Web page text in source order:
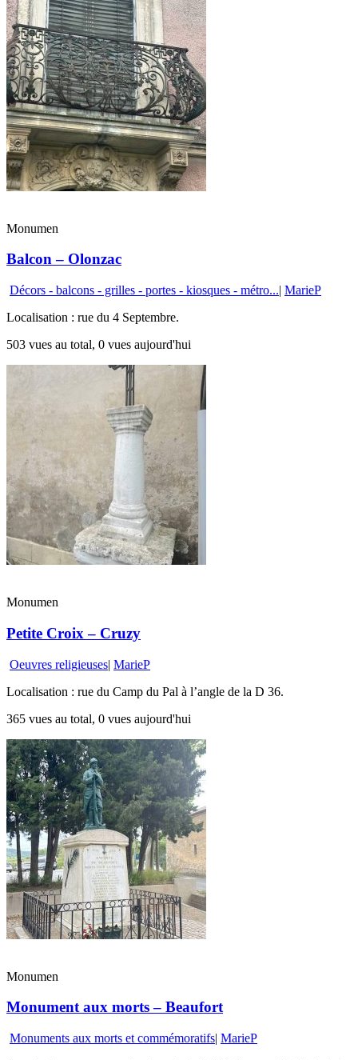
Monumen
Balcon – Olonzac
Décors - balcons - grilles - portes - kiosques - métro...| MarieP
Localisation : rue du 4 Septembre.
503 vues au total, 0 vues aujourd'hui
Monumen
Petite Croix – Cruzy
Oeuvres religieuses| MarieP
Localisation : rue du Camp du Pal à l’angle de la D 36.
365 vues au total, 0 vues aujourd'hui
Monumen
Monument aux morts – Beaufort
Monuments aux morts et commémoratifs| MarieP